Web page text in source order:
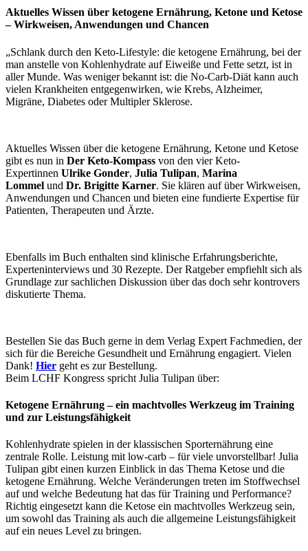
Aktuelles Wissen über ketogene Ernährung, Ketone und Ketose
– Wirkweisen, Anwendungen und Chancen
„Schlank durch den Keto-Lifestyle: die ketogene Ernährung, bei der
man anstelle von Kohlenhydrate auf Eiweiße und Fette setzt, ist in
aller Munde. Was weniger bekannt ist: die No-Carb-Diät kann auch
vielen Krankheiten entgegenwirken, wie Krebs, Alzheimer,
Migräne, Diabetes oder Multipler Sklerose.
Aktuelles Wissen über die ketogene Ernährung, Ketone und Ketose
gibt es nun in Der Keto-Kompass von den vier Keto-
Expertinnen Ulrike Gonder, Julia Tulipan, Marina
Lommel und Dr. Brigitte Karner. Sie klären auf über Wirkweisen,
Anwendungen und Chancen und bieten eine fundierte Expertise für
Patienten, Therapeuten und Ärzte.
Ebenfalls im Buch enthalten sind klinische Erfahrungsberichte,
Experteninterviews und 30 Rezepte. Der Ratgeber empfiehlt sich als
Grundlage zur sachlichen Diskussion über das doch sehr kontrovers
diskutierte Thema.
Bestellen Sie das Buch gerne in dem Verlag Expert Fachmedien, der
sich für die Bereiche Gesundheit und Ernährung engagiert. Vielen
Dank! Hier geht es zur Bestellung.
Beim LCHF Kongress spricht Julia Tulipan über:
Ketogene Ernährung – ein machtvolles Werkzeug im Training
und zur Leistungsfähigkeit
Kohlenhydrate spielen in der klassischen Sporternährung eine
zentrale Rolle. Leistung mit low-carb – für viele unvorstellbar! Julia
Tulipan gibt einen kurzen Einblick in das Thema Ketose und die
ketogene Ernährung. Welche Veränderungen treten im Stoffwechsel
auf und welche Bedeutung hat das für Training und Performance?
Richtig eingesetzt kann die Ketose ein machtvolles Werkzeug sein,
um sowohl das Training als auch die allgemeine Leistungsfähigkeit
auf ein neues Level zu bringen.